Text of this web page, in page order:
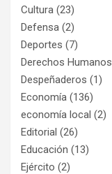
Cultura (23)
Defensa (2)
Deportes (7)
Derechos Humanos
Despeñaderos (1)
Economía (136)
economía local (2)
Editorial (26)
Educación (13)
Ejército (2)